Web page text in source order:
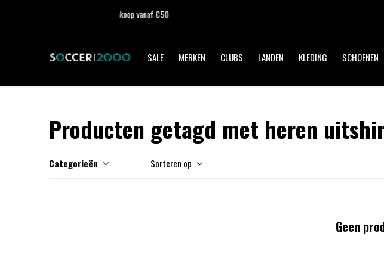
SALE MERKEN CLUBS LANDEN KLEDING SCHOENEN
Producten getagd met heren
Categorieën Sorteren op
Geen